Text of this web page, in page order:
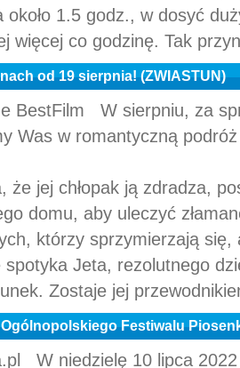
około 1.5 godz., w dosyć
więcej co godzinę. Tak
od 19 sierpnia! (ZWIASTUN)
BestFilm W sierpniu, za
Was w romantyczną
że jej chłopak ją zdradza,
domu, aby uleczyć
którzy sprzymierzają
spotyka Jeta, rezolutnego
Zostaje jej
Festiwalu
W niedzielę 10 lipca